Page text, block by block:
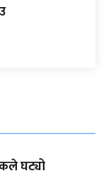
घट्यो